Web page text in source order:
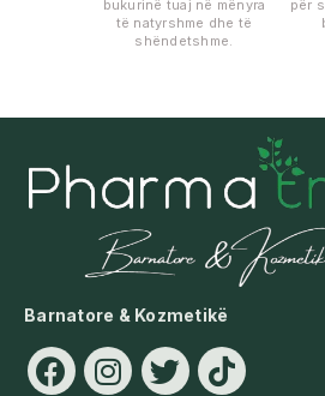
bukurinë tuaj në mënyra
të natyrshme dhe të
shëndetshme.
për
Barnatore & Kozmetikë